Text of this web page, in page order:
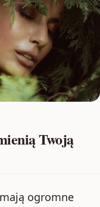
Twoją
ogromne